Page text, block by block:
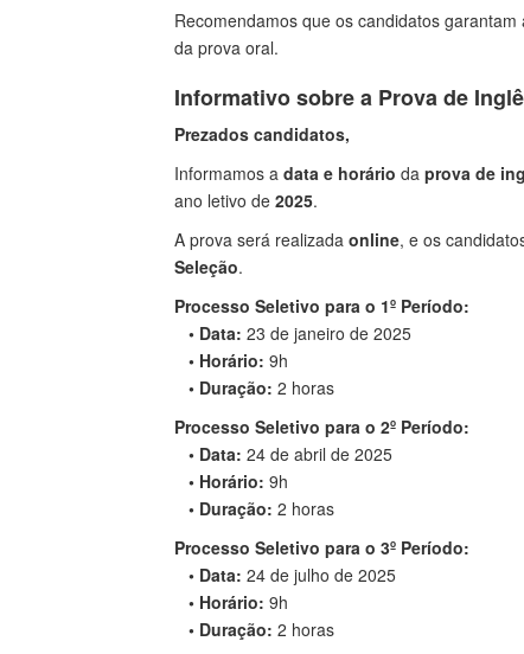
Recomendamos que os candidatos garantam
da prova oral.
Informativo sobre a Prova de
Prezados candidatos,
Informamos a data e horário da prova de
ano letivo de 2025.
A prova será realizada online, e os
Seleção.
Processo Seletivo para o 1º Período:
• Data: 23 de janeiro de 2025
• Horário: 9h
• Duração: 2 horas
Processo Seletivo para o 2º Período:
• Data: 24 de abril de 2025
• Horário: 9h
• Duração: 2 horas
Processo Seletivo para o 3º Período:
• Data: 24 de julho de 2025
• Horário: 9h
• Duração: 2 horas